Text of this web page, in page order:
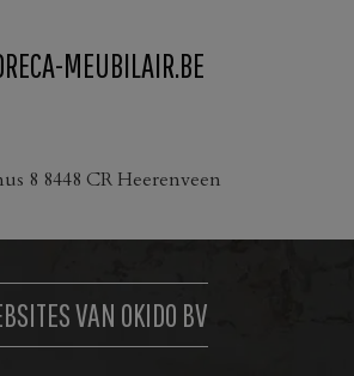
optie
worden
de
productpagina
MEUBILAIR.BE
8 8448 CR Heerenveen
VAN OKIDO BV